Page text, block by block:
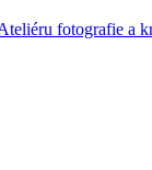
fotografie a